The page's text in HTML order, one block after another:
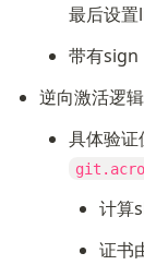
最后设
带有sign
逆向激活逻辑
具体验证
计算
证书